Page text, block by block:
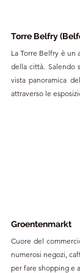
Torre Belfry
La Torre Belfry è
della città. Salendo
vista panoramica
attraverso le
Groentenmarkt
Cuore del
numerosi negozi,
per fare shopping e